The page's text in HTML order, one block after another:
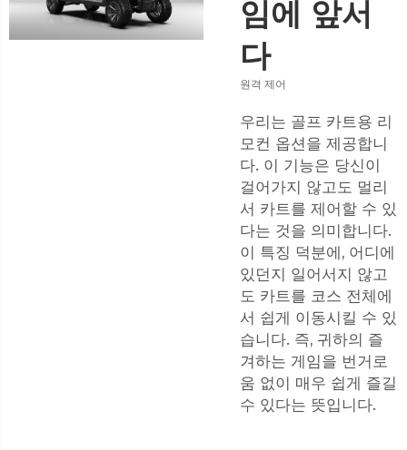
임에 앞서
다
원격 제어
우리는 골프 카트용 리
모컨 옵션을 제공합니
다. 이 기능은 당신이
걸어가지 않고도 멀리
서 카트를 제어할 수 있
다는 것을 의미합니다.
이 특징 덕분에, 어디에
있던지 일어서지 않고
도 카트를 코스 전체에
서 쉽게 이동시킬 수 있
습니다. 즉, 귀하의 즐
겨하는 게임을 번거로
움 없이 매우 쉽게 즐길
수 있다는 뜻입니다.